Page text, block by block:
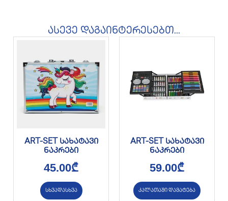
ასევე დაგაინტერესებთ...
ART-SET სახატავი
ნაკრები
45.00₾
სხვადასხვა
ART-SET სახატავი
ნაკრები
59.00₾
კალათაში დამატება